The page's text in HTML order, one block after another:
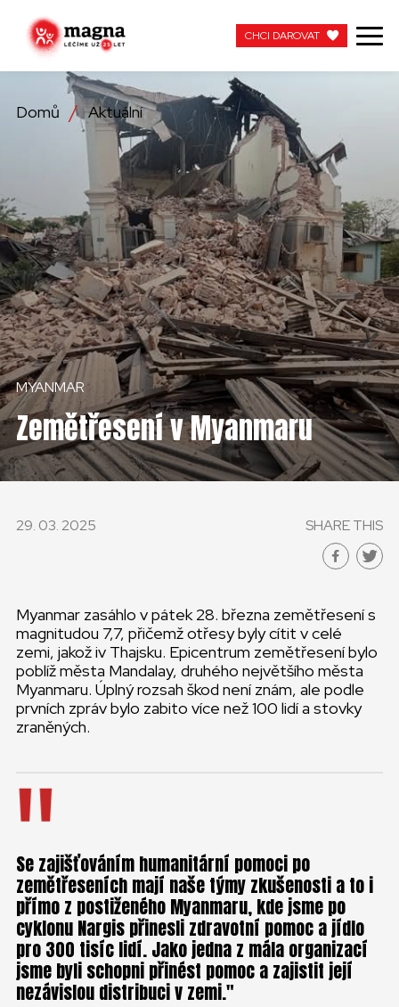
NAŠE PRÁCE
AKTUÁLNÍ
ZAPOJTE SE
PRACUJTE S NÁMI
KONTAKTUJTE NÁS
ČESKÁ REPUBLIKA
GLOBAL
CHCI DAROVAT
Domů Aktuální
MYANMAR
Zemětřesení v Myanmaru
29. 03. 2025 SHARE THIS
Myanmar zasáhlo v pátek 28. března zemětřesení s
magnitudou 7,7, přičemž otřesy byly cítit v celé
zemi, jakož iv Thajsku. Epicentrum zemětřesení bylo
poblíž města Mandalay, druhého největšího města
Myanmaru. Úplný rozsah škod není znám, ale podle
prvních zpráv bylo zabito více než 100 lidí a stovky
zraněných.
Se zajišťováním humanitární pomoci po
zemětřeseních mají naše týmy zkušenosti a to i
přímo z postiženého Myanmaru, kde jsme po
cyklonu Nargis přinesli zdravotní pomoc a jídlo
pro 300 tisíc lidí. Jako jedna z mála organizací
jsme byli schopni přinést pomoc a zajistit její
nezávislou distribuci v zemi.